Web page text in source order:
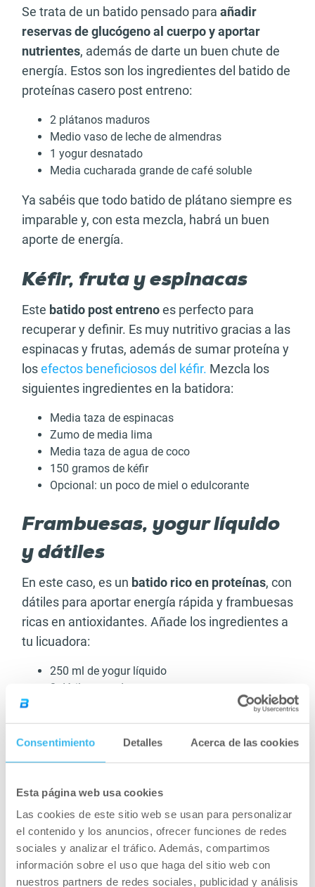
Consentimiento Detalles Acerca de las cookies
Esta página web usa cookies
Las cookies de este sitio web se usan para personalizar
el contenido y los anuncios, ofrecer funciones de redes
sociales y analizar el tráfico. Además, compartimos
información sobre el uso que haga del sitio web con
nuestros partners de redes sociales, publicidad y análisis
Se trata de un batido pensado para añadir
reservas de glucógeno al cuerpo y aportar
nutrientes, además de darte un buen chute de
energía. Estos son los ingredientes del batido de
proteínas casero post entreno:
2 plátanos maduros
Medio vaso de leche de almendras
1 yogur desnatado
Media cucharada grande de café soluble
Ya sabéis que todo batido de plátano siempre es
imparable y, con esta mezcla, habrá un buen
aporte de energía.
Kéfir, fruta y espinacas
Este batido post entrenoes perfecto para
recuperar y definir. Es muy nutritivo gracias a las
espinacas y frutas, además de sumar proteína y
losefectos beneficiosos del kéfir. Mezcla los
siguientes ingredientes en la batidora:
Media taza de espinacas
Zumo de media lima
Media taza de agua de coco
150 gramos de kéfir
Opcional: un poco de miel o edulcorante
Frambuesas, yogur líquido
y dátiles
En este caso, es un batido rico en proteínas, con
dátiles para aportar energía rápida y frambuesas
ricas en antioxidantes. Añade los ingredientes a
tu licuadora:
250 ml de yogur líquido
2 dátiles grandes
Batidos post entreno
En la etapa de volumen, se trata de
superávit calórico para favorecer la
recuperación muscular . Se busca un alto
consumo de calorías, y una dieta rica en
proteínas e hidratos de carbono (incluso en